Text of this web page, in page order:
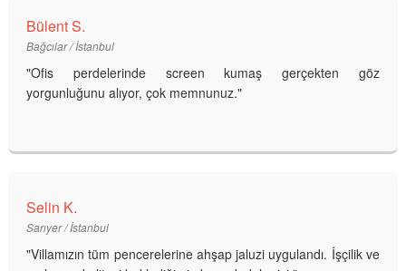
Bülent S.
Bağcılar / İstanbul
"Ofis perdelerinde screen kumaş gerçekten göz
yorgunluğunu alıyor, çok memnunuz."
Selin K.
Sarıyer / İstanbul
"Villamızın tüm pencerelerine ahşap jaluzi uygulandı. İşçilik ve